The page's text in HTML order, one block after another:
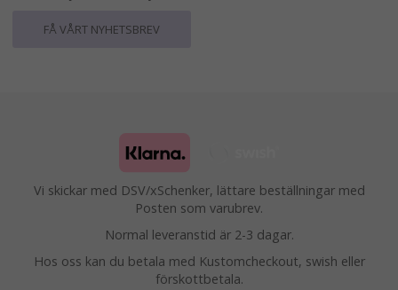
FÅ VÅRT NYHETSBREV
Vi skickar med DSV/xSchenker, lättare beställningar med
Posten som varubrev.
Normal leveranstid är 2-3 dagar.
Hos oss kan du betala med Kustomcheckout, swish eller
förskottbetala.